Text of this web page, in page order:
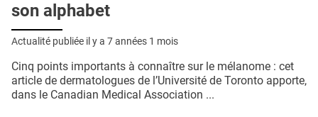
son alphabet
Actualité publiée il y a 7 années 1 mois
Cinq points importants à connaître sur le mélanome : cet
article de dermatologues de l’Université de Toronto apporte,
dans le Canadian Medical Association ...